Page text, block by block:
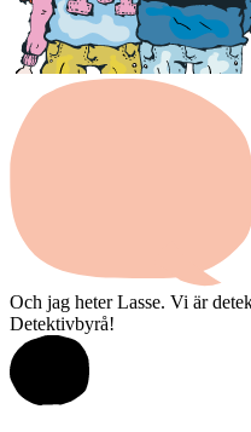
Och jag heter Lasse. Vi är
Detektivbyrå!